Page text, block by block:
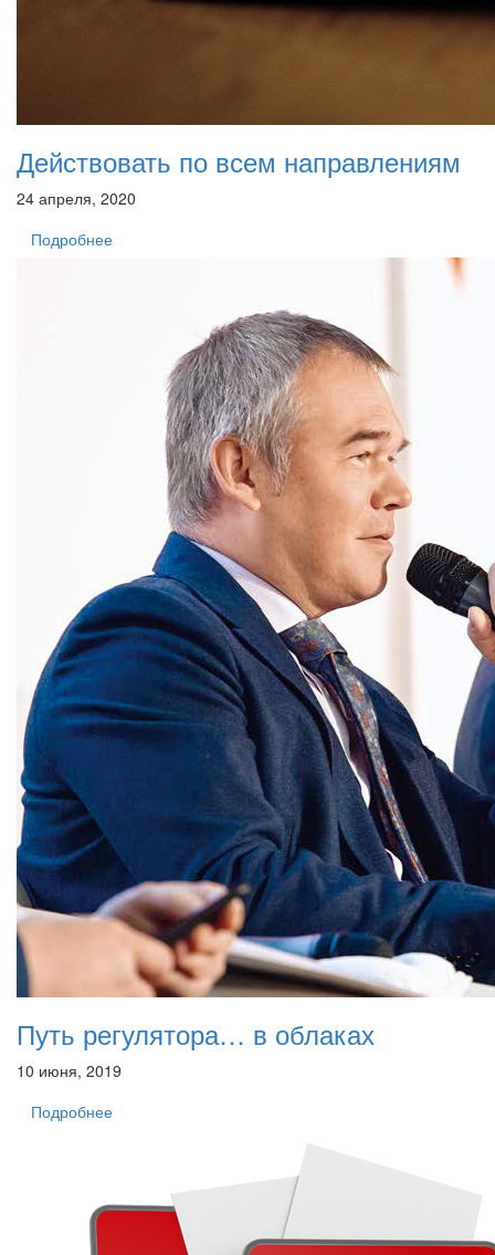
Действовать по всем направлениям
24 апреля, 2020
Подробнее
Путь регулятора… в облаках
10 июня, 2019
Подробнее